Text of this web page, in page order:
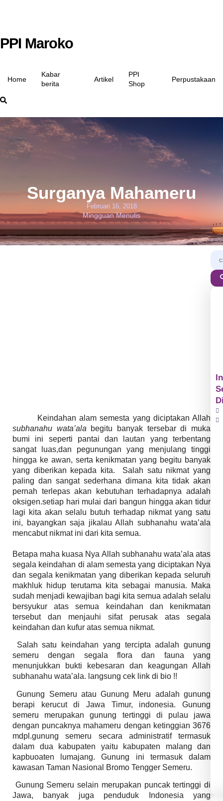
PPI Maroko
Home
Kabar
berita
Artikel
PPI
Shop
Perpustakaan
Surganya Mahameru
Februari 16, 2018
Mingguan Menulis
Keindahan alam semesta yang diciptakan Allah
subhanahu wata’ala begitu banyak tersebar di muka
bumi ini seperti pantai dan lautan yang terbentang
sangat luas,dan pegunungan yang menjulang tinggi
hingga ke awan, serta kenikmatan yang begitu banyak
yang diberikan kepada kita. Salah satu nikmat yang
paling dan sangat sederhana dimana kita tidak akan
pernah terlepas akan kebutuhan terhadapnya adalah
oksigen.setiap hari mulai dari bangun hingga akan tidur
lagi kita akan selalu butuh terhadap nikmat yang satu
ini, bayangkan saja jikalau Allah subhanahu wata’ala
mencabut nikmat ini dari kita semua.
Betapa maha kuasa Nya Allah subhanahu wata’ala atas
segala keindahan di alam semesta yang diciptakan Nya
dan segala kenikmatan yang diberikan kepada seluruh
makhluk hidup terutama kita sebagai manusia. Maka
sudah menjadi kewajiban bagi kita semua adalah selalu
bersyukur atas semua keindahan dan kenikmatan
tersebut dan menjauhi sifat perusak atas segala
keindahan dan kufur atas semua nikmat.
Salah satu keindahan yang tercipta adalah gunung
semeru dengan segala flora dan fauna yang
menunjukkan bukti kebesaran dan keagungan Allah
subhanahu wata’ala. langsung cek link di bio !!
Gunung Semeru atau Gunung Meru adalah gunung
berapi kerucut di Jawa Timur, indonesia. Gunung
semeru merupakan gunung tertinggi di pulau jawa
dengan puncaknya mahameru dengan ketinggian 3676
mdpl.gunung semeru secara administratif termasuk
dalam dua kabupaten yaitu kabupaten malang dan
kapbuoaten lumajang. Gunung ini termasuk dalam
kawasan Taman Nasional Bromo Tengger Semeru.
Gunung Semeru selain merupakan puncak tertinggi di
Jawa, banyak juga penduduk Indonesia yang